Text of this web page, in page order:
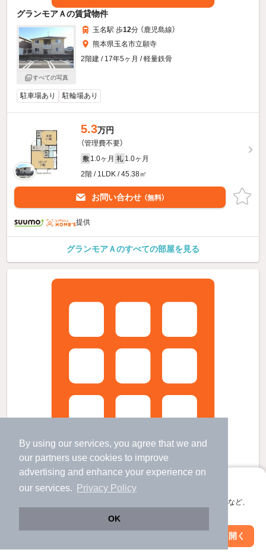
By using our services, you agree that we and
our partners use cookies to improve
advertising and enhance your experience on
our services.
Privacy Policy
OK
アプリに切り替えて、サクサクお部屋探し
会員登録なしですぐ使える。マップ検索やお気に入り保存など、
アプリを開く
グランモアＡの賃貸物件
すべての写真
玉名駅 歩12分 （鹿児島線）
熊本県玉名市立願寺
2階建 / 17年5ヶ月 / 軽量鉄骨
駐車場あり 駐輪場あり
5.3万円
（管理費不要）
敷 1.0ヶ月 礼 1.0ヶ月
2階 / 1LDK / 45.38㎡
お問い合わせ （無料）
提供
グランモアＡのすべての部屋を見る
サニーウェル１の賃貸物件
熊本県玉名市六田
絞り込み条件を変更